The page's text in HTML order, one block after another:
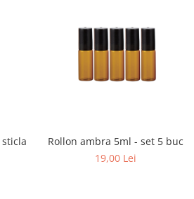
Rollon ambra 5ml - set 5 buc
19,00 Lei